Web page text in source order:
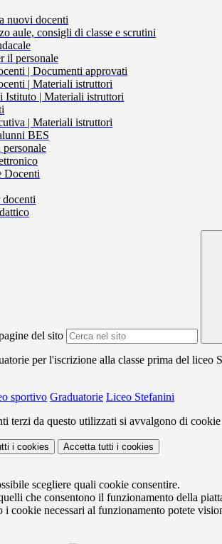
nuovi docenti
aule, consigli di classe e scrutini
il personale
| Documenti approvati
| Materiali istruttori
Istituto | Materiali istruttori
| Materiali istruttori
BES
Docenti
del sito
per l'iscrizione alla classe prima del liceo
sportivo Graduatorie Liceo Stefanini
terzi da questo utilizzati si avvalgono di
i cookies Accetta tutti i cookies
scegliere quali cookie consentire.
che consentono il funzionamento della
i cookie necessari al funzionamento potete